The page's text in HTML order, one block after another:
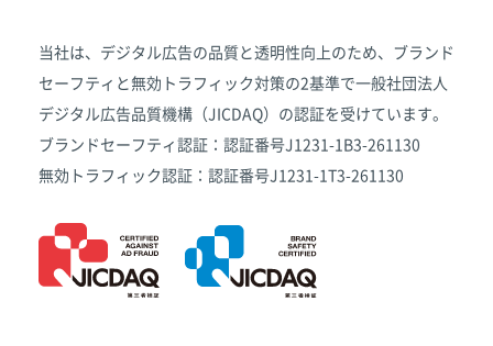
当社は、デジタル広告の品質と透明性向上のため、ブランド
セーフティと無効トラフィック対策の2基準で一般社団法人
デジタル広告品質機構（JICDAQ）の認証を受けています。
ブランドセーフティ認証：認証番号J1231-1B3-261130
無効トラフィック認証：認証番号J1231-1T3-261130